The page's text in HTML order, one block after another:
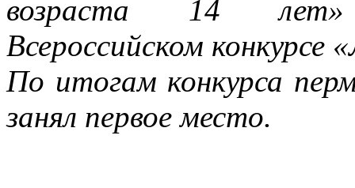
возраста 14
Всероссийском
По итогам конкурса
занял первое место.